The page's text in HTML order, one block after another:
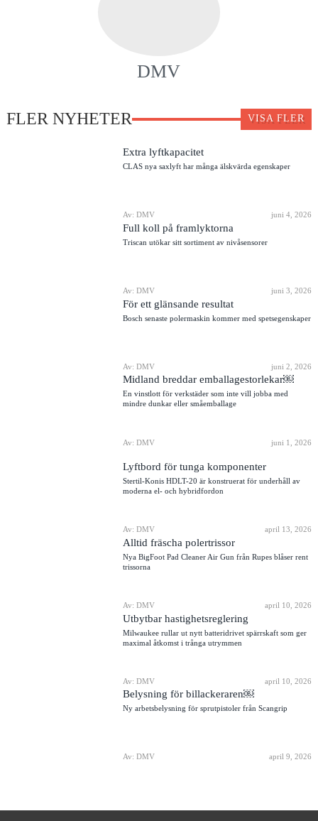
DMV
FLER NYHETER VISA FLER
Extra lyftkapacitet
CLAS nya saxlyft har många älskvärda egenskaper
Av: DMV juni 4, 2026
Full koll på framlyktorna
Triscan utökar sitt sortiment av nivåsensorer
Av: DMV juni 3, 2026
För ett glänsande resultat
Bosch senaste polermaskin kommer med spetsegenskaper
Av: DMV juni 2, 2026
Midland breddar emballagestorlekar￼
En vinstlott för verkstäder som inte vill jobba med
mindre dunkar eller småemballage
Av: DMV juni 1, 2026
Lyftbord för tunga komponenter
Stertil-Konis HDLT-20 är konstruerat för underhåll av
moderna el- och hybridfordon
Av: DMV april 13, 2026
Alltid fräscha polertrissor
Nya BigFoot Pad Cleaner Air Gun från Rupes blåser rent
trissorna
Av: DMV april 10, 2026
Utbytbar hastighetsreglering
Milwaukee rullar ut nytt batteridrivet spärrskaft som ger
maximal åtkomst i trånga utrymmen
Av: DMV april 10, 2026
Belysning för billackeraren￼
Ny arbetsbelysning för sprutpistoler från Scangrip
Av: DMV april 9, 2026